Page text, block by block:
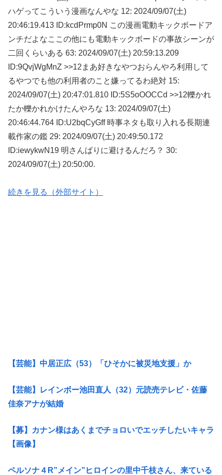
ハゲってこういう漫画なんやな 12: 2024/09/07(土)
20:46:19.413 ID:kcdPrmp0N この漫画電動キックボードア
ンチだよなここの他にも電動キックボードの事故シーンが
二回くらいある 63: 2024/09/07(土) 20:59:13.209
ID:9QvjWgMnZ >>12まあ好きなやつおらんやろ利用して
るやつでも他の利用者のこと嫌ってるわ絶対 15:
2024/09/07(土) 20:47:01.810 ID:5S5oOOCCd >>12轢かれ
たか轢かれかけたんやろな 13: 2024/09/07(土)
20:46:44.764 ID:U2bqCyGff 時事ネタも取り入れる長期連
載作家の鑑 29: 2024/09/07(土) 20:49:50.172
ID:iewykwN19 明さんばりに避けるんだろ？ 30:
2024/09/07(土) 20:50:00.
続きを見る（外部サイト）
【芸能】中居正広（53）「ひそかに被災地支援」か
【芸能】レインボー池田直人（32）元読売テレビ・佐藤
佳奈アナが結婚
【募】カナン様はあくまでチョロいでエッチしたいキャラ
【画像】
ペルソナ４R”メイン”ヒロインの里中千枝さん、来ている